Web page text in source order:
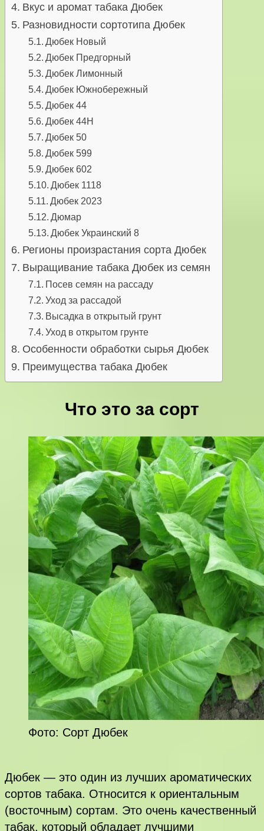
Вкус и аромат табака Дюбек
Разновидности сортотипа Дюбек
Дюбек Новый
Дюбек Предгорный
Дюбек Лимонный
Дюбек Южнобережный
Дюбек 44
Дюбек 44Н
Дюбек 50
Дюбек 599
Дюбек 602
Дюбек 1118
Дюбек 2023
Дюмар
Дюбек Украинский 8
Регионы произрастания сорта Дюбек
Выращивание табака Дюбек из семян
Посев семян на рассаду
Уход за рассадой
Высадка в открытый грунт
Уход в открытом грунте
Особенности обработки сырья Дюбек
Преимущества табака Дюбек
Что это за сорт
Фото: Сорт Дюбек
Дюбек — это один из лучших ароматических
сортов табака. Относится к ориентальным
(восточным) сортам. Это очень качественный
табак, который обладает лучшими